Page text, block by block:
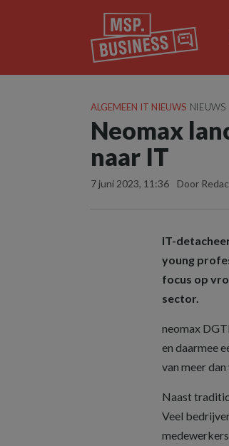
ALGEMEEN IT NIEUWS NIEUWS
Neomax
naar IT
7 juni 2023, 11:36 Door
IT-
young
focus op
sector.
neomax
en daarmee
van meer
Naast
Veel